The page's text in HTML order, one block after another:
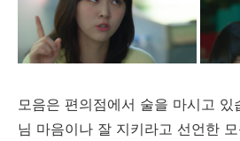
모음은 편의점에서 술을 마시고
님 마음이나 잘 지키라고 선언한